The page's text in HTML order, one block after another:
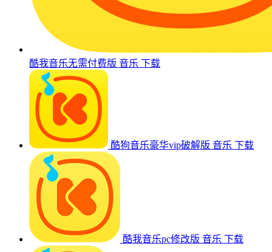
酷我音乐无需付费版 音乐 下载
酷狗音乐豪华vip破解版 音乐 下载
酷我音乐pc修改版 音乐 下载